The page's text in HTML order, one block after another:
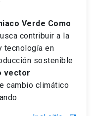
Verde Como
contribuir a la
tecnología en
sostenible
vector
cambio climático